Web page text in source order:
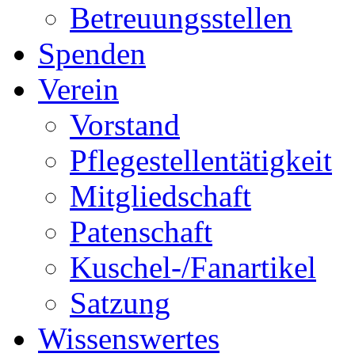
Betreuungsstellen
Spenden
Verein
Vorstand
Pflegestellentätigkeit
Mitgliedschaft
Patenschaft
Kuschel-/Fanartikel
Satzung
Wissenswertes